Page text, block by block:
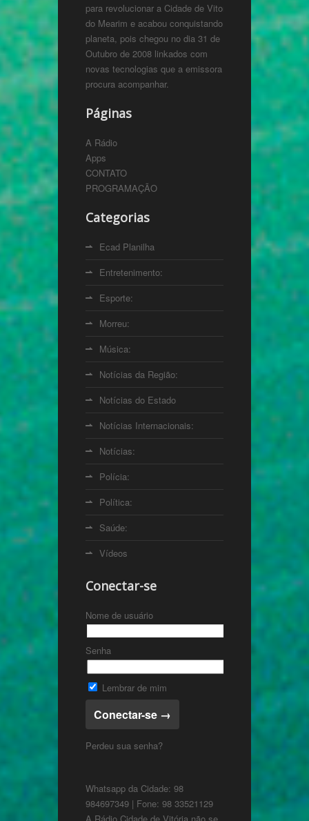
para revolucionar a Cidade de Vitoria
do Mearim e acabou conquistando o
planeta, pois chegou no dia 31 de
Outubro de 2008 linkados com
novas tecnologias que a emissora
procura acompanhar.
Páginas
A Rádio
Apps
CONTATO
PROGRAMAÇÃO
Categorias
Ecad Planilha
Entretenimento:
Esporte:
Morreu:
Música:
Notícias da Região:
Notícias do Estado
Notícias Internacionais:
Notícias:
Polícia:
Política:
Saúde:
Vídeos
Conectar-se
Nome de usuário
Senha
Lembrar de mim
Perdeu sua senha?
Whatsapp da Cidade: 98
984697349 | Fone: 98 33521129